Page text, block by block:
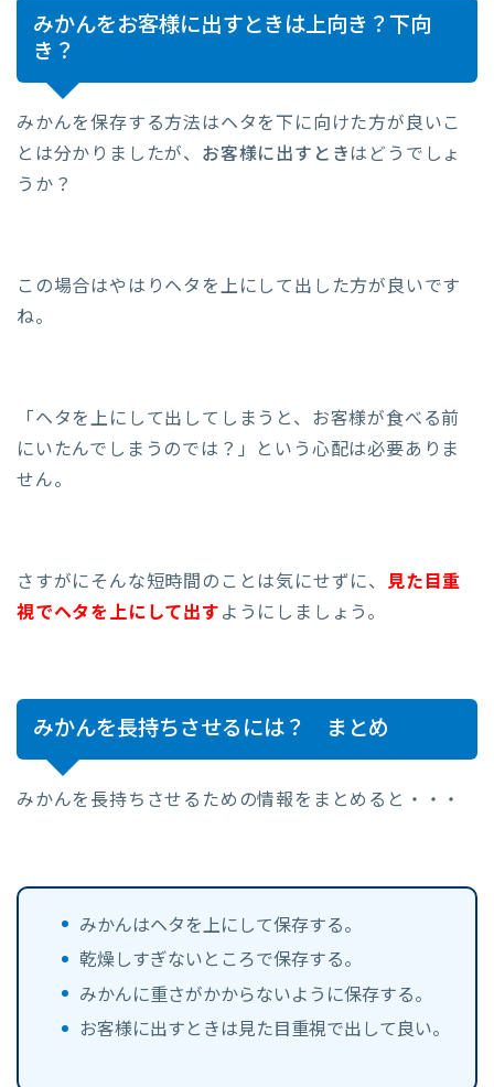
みかんをお客様に出すときは上向き？下向
き？
みかんを保存する方法はヘタを下に向けた方が良いこ
とは分かりましたが、 お客様に出すときはどうでしょ
うか？
この場合はやはりヘタを上にして出した方が良いです
ね。
「ヘタを上にして出してしまうと、お客様が食べる前
にいたんでしまうのでは？」という心配は必要ありま
せん。
さすがにそんな短時間のことは気にせずに、 見た目重
視でヘタを上にして出すようにしましょう。
みかんを長持ちさせるには？ まとめ
みかんを長持ちさせるための情報をまとめると・・・
みかんはヘタを上にして保存する。
乾燥しすぎないところで保存する。
みかんに重さがかからないように保存する。
お客様に出すときは見た目重視で出して良い。